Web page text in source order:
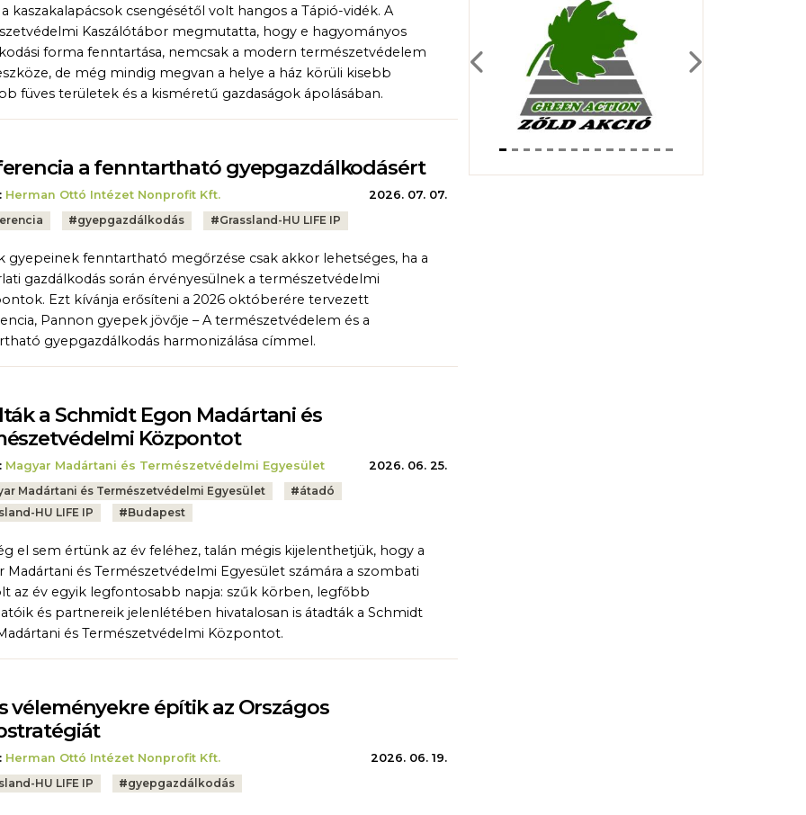
a kaszakalapácsok csengésétől volt hangos a Tápió-vidék. A
Kaszálótábor megmutatta, hogy e hagyományos
forma fenntartása, nemcsak a modern természetvédelem
de még mindig megvan a helye a ház körüli kisebb
füves területek és a kisméretű gazdaságok ápolásában.
a fenntartható gyepgazdálkodásért
Herman Ottó Intézet Nonprofit Kft.
2026. 07. 07.
#gyepgazdálkodás #Grassland-HU LIFE IP
gyepeinek fenntartható megőrzése csak akkor lehetséges, ha a
gazdálkodás során érvényesülnek a természetvédelmi
Ezt kívánja erősíteni a 2026 októberére tervezett
Pannon gyepek jövője – A természetvédelem és a
gyepgazdálkodás harmonizálása címmel.
a Schmidt Egon Madártani és
Központot
Magyar Madártani és Természetvédelmi Egyesület
2026. 06. 25.
Madártani és Természetvédelmi Egyesület #átadó
HU LIFE IP #Budapest
el sem értünk az év feléhez, talán mégis kijelenthetjük, hogy a
Madártani és Természetvédelmi Egyesület számára a szombati
az év egyik legfontosabb napja: szűk körben, legfőbb
és partnereik jelenlétében hivatalosan is átadták a Schmidt
és Természetvédelmi Központot.
véleményekre építik az Országos
Herman Ottó Intézet Nonprofit Kft.
2026. 06. 19.
HU LIFE IP #gyepgazdálkodás
Previous Next